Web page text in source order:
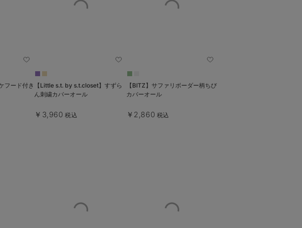
フード付き
【Little s.t. by s.t.closet】すずら
ん刺繍カバーオール
￥3,960 税込
【BITZ】サファリボーダー柄ちび
カバーオール
￥2,860 税込